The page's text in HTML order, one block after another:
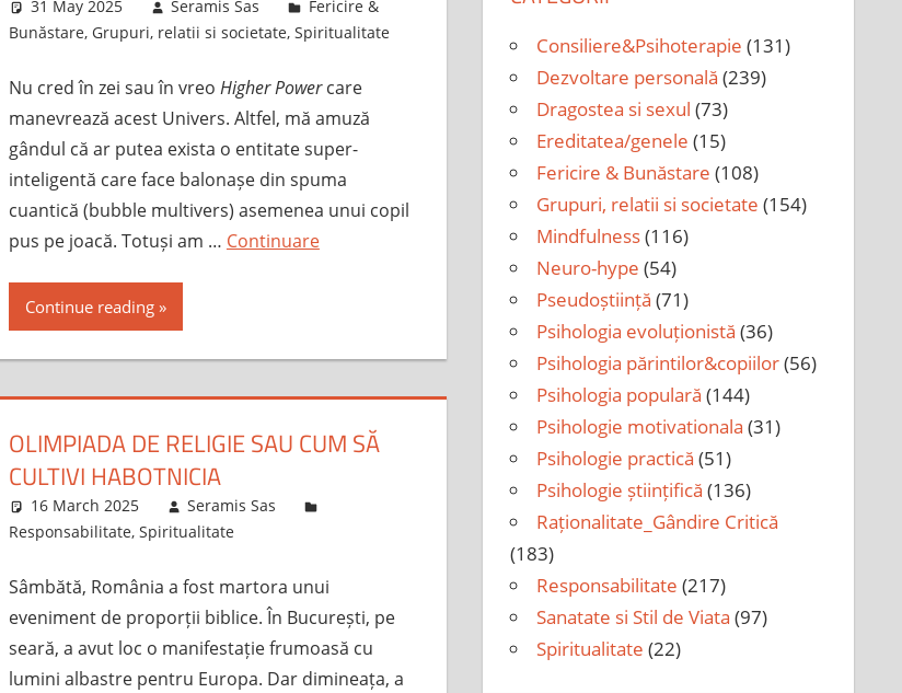
31 May 2025 Seramis Sas
Fericire &
Bunăstare, Grupuri, relatii si societate, Spiritualitate
Nu cred în zei sau în vreo Higher Powercare
manevrează acest Univers. Altfel, mă amuză
gândul că ar putea exista o entitate super-
inteligentă care face balonașe din spuma
cuantică (bubble multivers) asemenea unui copil
pus pe joacă. Totuși am … Continuare
Continue reading
OLIMPIADA DE RELIGIE SAU CUM SĂ
CULTIVI HABOTNICIA
16 March 2025
Seramis Sas
Responsabilitate, Spiritualitate
Sâmbătă, România a fost martora unui
eveniment de proporții biblice. În București, pe
seară, a avut loc o manifestație frumoasă cu
lumini albastre pentru Europa. Dar dimineața, a
Consiliere&Psihoterapie (131)
Dezvoltare personală (239)
Dragostea si sexul (73)
Ereditatea/genele (15)
Fericire & Bunăstare (108)
Grupuri, relatii si societate (154)
Mindfulness(116)
Neuro-hype (54)
Pseudoștiință (71)
Psihologia evoluționistă (36)
Psihologia părintilor&copiilor(56)
Psihologia populară (144)
Psihologie motivationala (31)
Psihologie practică (51)
Psihologie științifică (136)
Raționalitate_Gândire Critică
(183)
Responsabilitate (217)
Sanatate si Stil de Viata (97)
Spiritualitate (22)